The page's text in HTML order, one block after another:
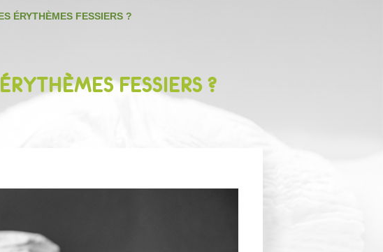
ÉRYTHÈMES FESSIERS ?
FESSIERS ?